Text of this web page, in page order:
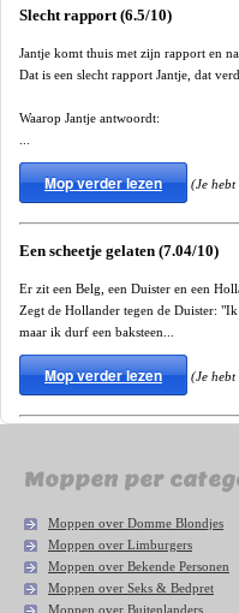
Slecht rapport (6.5/10)
Jantje komt thuis met zijn rapport en
Dat is een slecht rapport Jantje, dat
Waarop Jantje antwoordt:
Mop verder lezen (Je hebt
Een scheetje gelaten (7.04/10)
Er zit een Belg, een Duister en een
Zegt de Hollander tegen de Duister:
maar ik durf een baksteen...
Mop verder lezen (Je hebt
Moppen per
Moppen over Domme Blondjes
Moppen over Limburgers
Moppen over Bekende Personen
Moppen over Seks & Bedpret
Moppen over Buitenlanders